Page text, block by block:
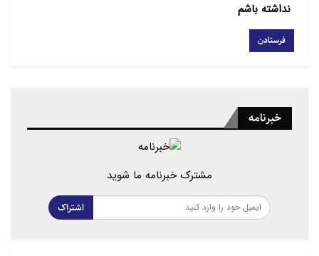
نداشته باشم
خبرنامه
مشترک خبرنامه ما شوید
اشتراک